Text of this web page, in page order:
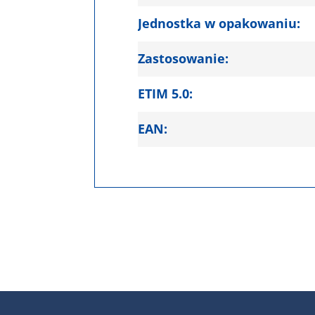
Jednostka w opakowaniu:
Zastosowanie:
ETIM 5.0:
EAN: